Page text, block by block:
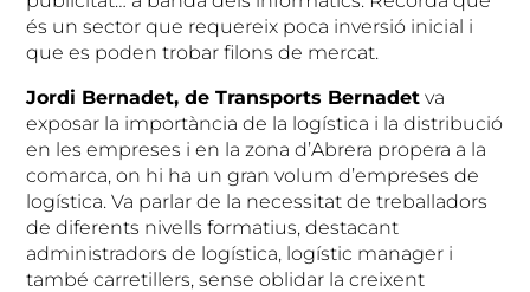
és un sector que requereix poca inversió inicial i
que es poden trobar filons de mercat.
Jordi Bernadet, de Transports Bernadet va
exposar la importància de la logística i la distribució
en les empreses i en la zona d’Abrera propera a la
comarca, on hi ha un gran volum d’empreses de
logística. Va parlar de la necessitat de treballadors
de diferents nivells formatius, destacant
administradors de logística, logístic manager i
també carretillers, sense oblidar la creixent